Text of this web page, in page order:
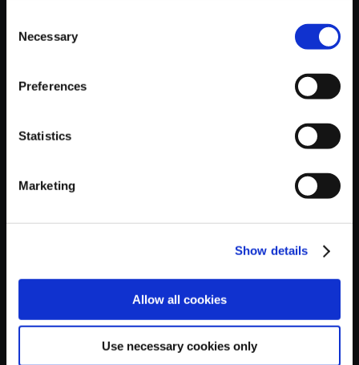
Selection
Necessary
Preferences
Statistics
Marketing
Show details
Allow all cookies
Use necessary cookies only
おすすめ商品